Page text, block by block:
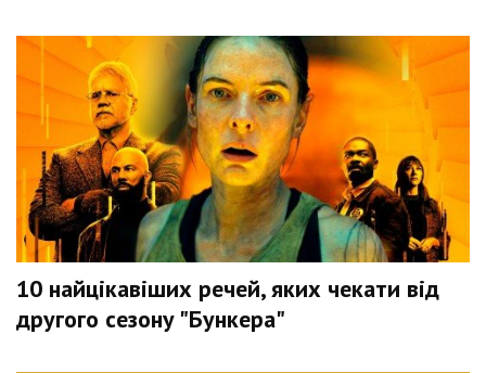
10 найцікавіших речей, яких чекати від
другого сезону "Бункера"